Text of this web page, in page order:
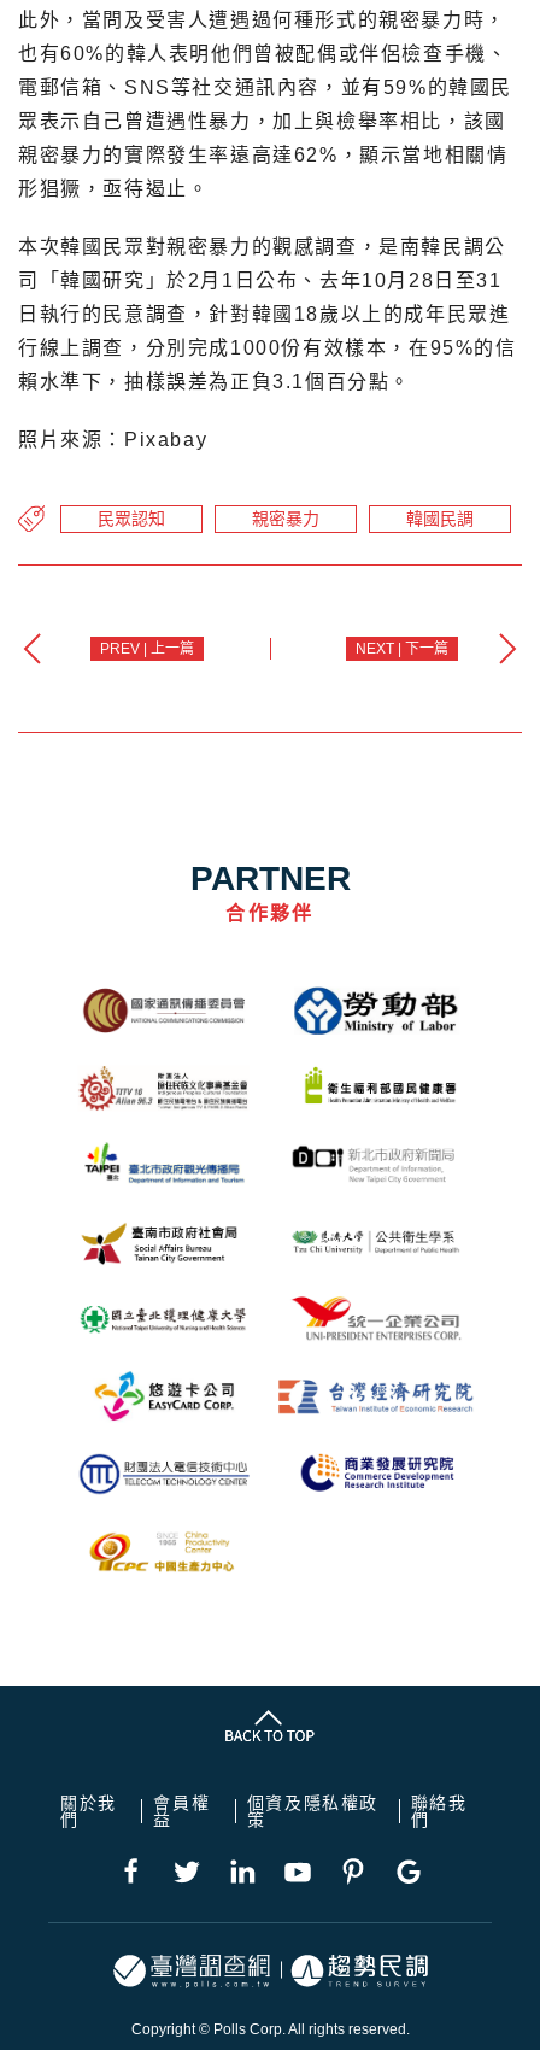
此外，當問及受害人遭遇過何種形式的親密暴力時，
也有60%的韓人表明他們曾被配偶或伴侶檢查手機、
電郵信箱、SNS等社交通訊內容，並有59%的韓國民
眾表示自己曾遭遇性暴力，加上與檢舉率相比，該國
親密暴力的實際發生率遠高達62%，顯示當地相關情
形猖獗，亟待遏止。
本次韓國民眾對親密暴力的觀感調查，是南韓民調公
司「韓國研究」於2月1日公布、去年10月28日至31
日執行的民意調查，針對韓國18歲以上的成年民眾進
行線上調查，分別完成1000份有效樣本，在95%的信
賴水準下，抽樣誤差為正負3.1個百分點。
照片來源：Pixabay
民眾認知 親密暴力 韓國民調
PREV | 上一篇 NEXT | 下一篇
PARTNER
合作夥伴
關於我
們
會員權
益
個資及隱私權政
策
聯絡我
們
Copyright © Polls Corp. All rights reserved.